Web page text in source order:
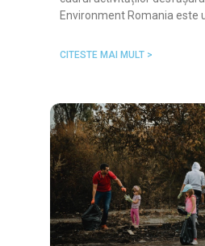
Environment Romania este
CITESTE MAI MULT >